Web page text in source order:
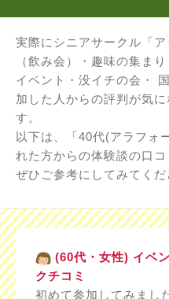
実際にシニアサークル「
（飲み会）・趣味の集ま
イベント・没イチの会・
加した人からの評判が気
す。
以下は、「40代(アラフォ
れた方からの体験談の口コ
ぜひご参考にしてみてくだ
(60代・女性) イベ
クチコミ
初めて参加してみまし